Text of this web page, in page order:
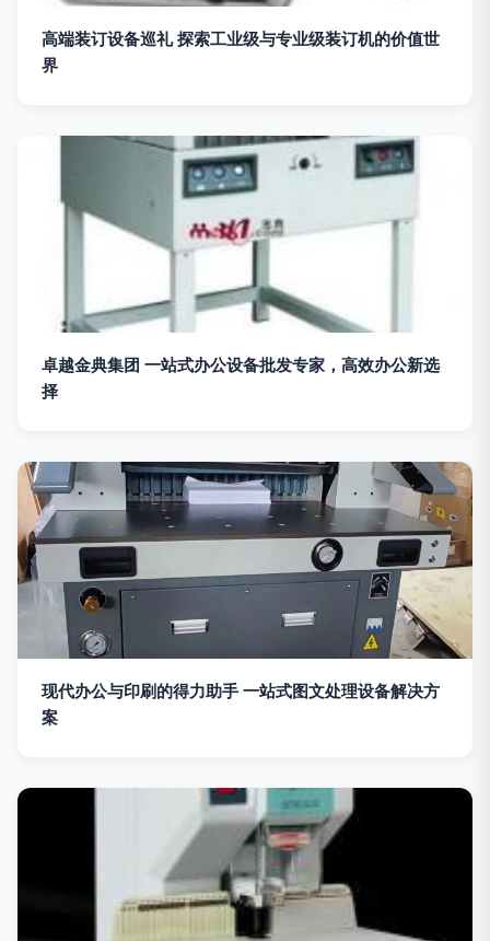
高端装订设备巡礼 探索工业级与专业级装订机的价值世
界
卓越金典集团 一站式办公设备批发专家，高效办公新选
择
现代办公与印刷的得力助手 一站式图文处理设备解决方
案